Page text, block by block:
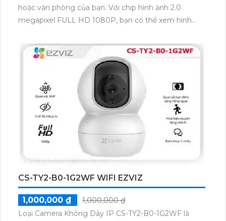
hoặc văn phòng của bạn. Với chip hình ảnh 2.0
megapixel FULL HD 1080P, bạn có thể xem hình
tính. Đặc biệt, Camera Wifi IP CS-C6N-A0-1C2WFR
được trang bị công nghệ hồng ngoại EXIR, cho phép
quan sát trong điều kiện ánh sáng yếu với khoảng
cách 10m. Với khả năng xoay 360 độ, bạn có thể lắp
camera ở các vị trí không gian rộng để quan sát toàn
cảnh một cách dễ dàng. Việc kết nối qua công nghệ
IP Wifi cũng rất thuận tiện và dễ dàng. Bên cạnh đó,
camera cũng tích hợp khả năng thu âm và loa, cho
phép bạn giao tiếp hai chiều với những người ở trong
phạm vi quan sát của camera. Camera Wifi IP CS-
bạn.
CS-TY2-B0-1G2WF WIFI EZVIZ
1,000,000 ₫
1,000,000 ₫
Loại Camera Không Dây IP CS-TY2-B0-1G2WF là